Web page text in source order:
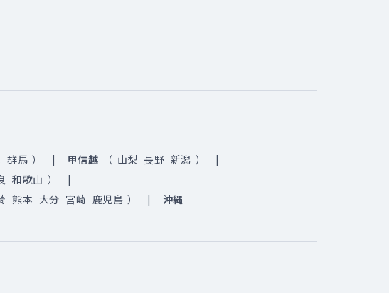
群馬 ） 甲信越 （ 山梨 長野 新潟 ）
和歌山 ）
熊本 大分 宮崎 鹿児島 ） 沖縄